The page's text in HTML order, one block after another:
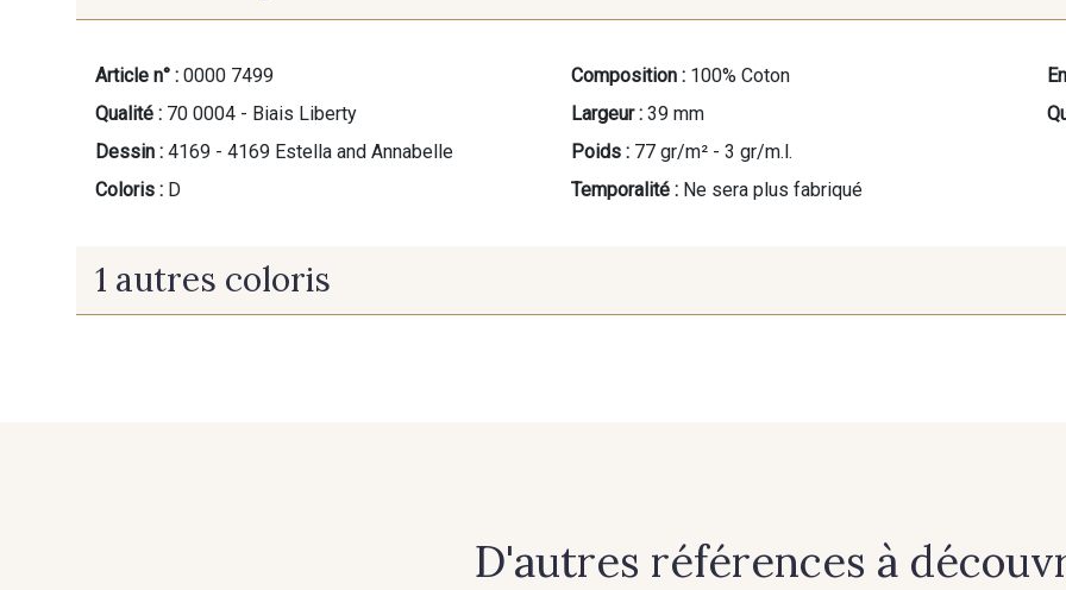
Article n° : 0000 7499
Qualité : 70 0004 - Biais Liberty
Dessin : 4169 - 4169 Estella and Annabelle
Coloris : D
Composition : 100% Coton
Largeur : 39 mm
Poids : 77 gr/m² - 3 gr/m.l.
Temporalité : Ne sera plus fabriqué
1 autres coloris
D'autres références à